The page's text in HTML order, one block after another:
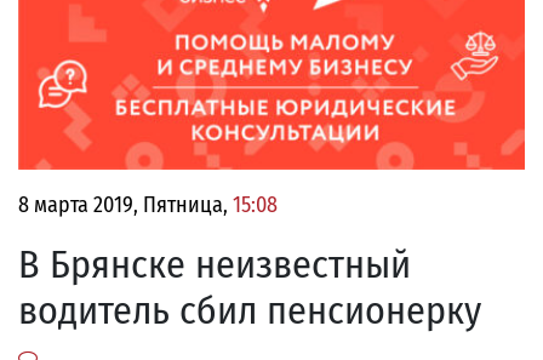
8 марта 2019, Пятница, 15:08
В Брянске неизвестный
водитель сбил пенсионерку